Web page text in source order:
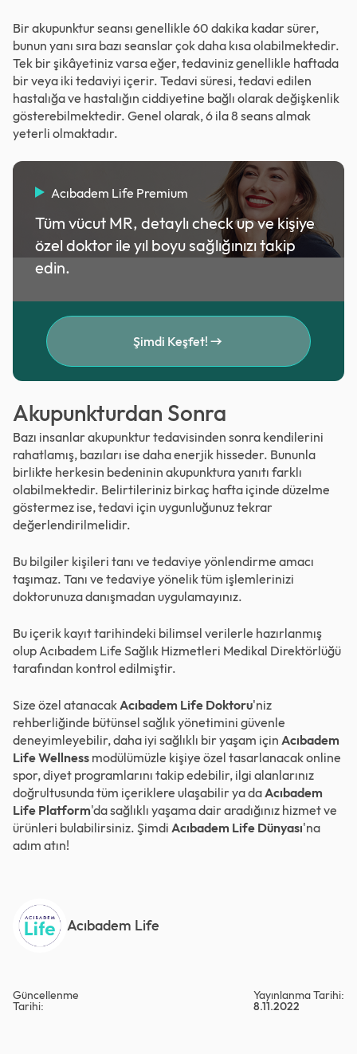
Bir akupunktur seansı genellikle 60 dakika kadar sürer,
bunun yanı sıra bazı seanslar çok daha kısa olabilmektedir.
Tek bir şikâyetiniz varsa eğer, tedaviniz genellikle haftada
bir veya iki tedaviyi içerir. Tedavi süresi, tedavi edilen
hastalığa ve hastalığın ciddiyetine bağlı olarak değişkenlik
gösterebilmektedir. Genel olarak, 6 ila 8 seans almak
yeterli olmaktadır.
Acıbadem Life Premium
Tüm vücut MR, detaylı check up ve kişiye
özel doktor ile yıl boyu sağlığınızı takip
edin.
Şimdi Keşfet!
Akupunkturdan Sonra
Bazı insanlar akupunktur tedavisinden sonra kendilerini
rahatlamış, bazıları ise daha enerjik hisseder. Bununla
birlikte herkesin bedeninin akupunktura yanıtı farklı
olabilmektedir. Belirtileriniz birkaç hafta içinde düzelme
göstermez ise, tedavi için uygunluğunuz tekrar
değerlendirilmelidir.
Bu bilgiler kişileri tanı ve tedaviye yönlendirme amacı
taşımaz. Tanı ve tedaviye yönelik tüm işlemlerinizi
doktorunuza danışmadan uygulamayınız.
Bu içerik kayıt tarihindeki bilimsel verilerle hazırlanmış
olup Acıbadem Life Sağlık Hizmetleri Medikal Direktörlüğü
tarafından kontrol edilmiştir.
Size özel atanacakAcıbadem Life Doktoru'niz
rehberliğinde bütünsel sağlık yönetimini güvenle
deneyimleyebilir, daha iyi sağlıklı bir yaşam için Acıbadem
Life Wellness modülümüzle kişiye özel tasarlanacak online
spor, diyet programlarını takip edebilir, ilgi alanlarınız
doğrultusunda tüm içeriklere ulaşabilir ya daAcıbadem
Life Platform'da sağlıklı yaşama dair aradığınız hizmet ve
ürünleri bulabilirsiniz. Şimdi Acıbadem Life Dünyası'na
adım atın!
Acıbadem Life
Güncellenme
Tarihi:
Yayınlanma Tarihi:
8.11.2022